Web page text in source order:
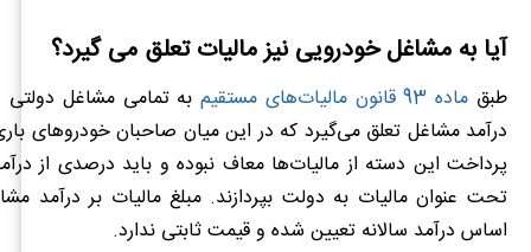
آیا به مشاغل خودرویی نیز مالیات تعلق می گیرد؟
طبق ماده 93 قانون مالیات‌های مستقیم
به تمامی مشاغل دولتی و
درآمد مشاغل تعلق می‌گیرد که در این میان صاحبان خودروهای
پرداخت این دسته از مالیات‌ها معاف نبوده و باید درصدی از
تحت عنوان مالیات به دولت بپردازند. مبلغ مالیات بر درآمد
اساس درآمد سالانه تعیین شده و قیمت ثابتی ندارد.